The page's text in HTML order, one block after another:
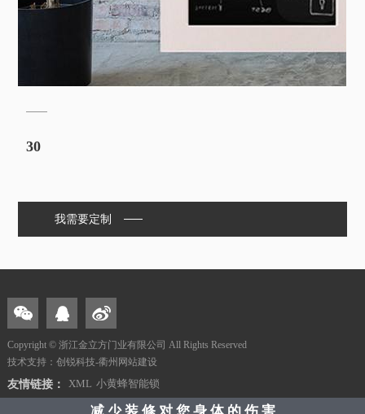
30
我需要定制
Copyright © 浙江金立方门业有限公司 All Rights Reserved
技术支持：创锐科技-衢州网站建设
友情链接： XML 小黄蜂智能锁